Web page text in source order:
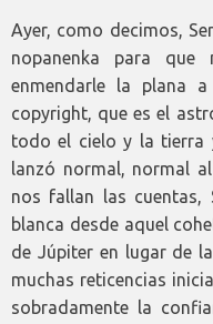
Ayer, como decimos,
nopanenka para que
enmendarle la plana
copyright, que es el
todo el cielo y la tierra
lanzó normal, normal
nos fallan las
blanca desde aquel
de Júpiter en lugar de
muchas reticencias
sobradamente la